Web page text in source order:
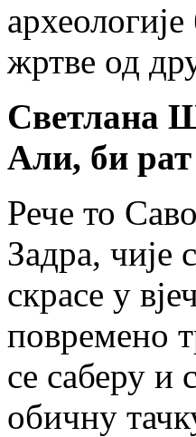
жртве од
Светлана
Али, би рат
Рече то
Задра, чије
скрасе у
повремено
се саберу и
обичну